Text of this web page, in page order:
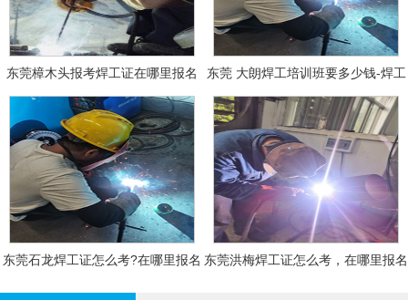
东莞樟木头报考焊工证在哪里报名
东莞 大朗焊工培训班要多少钱-焊工
报名
东莞石龙焊工证怎么考?在哪里报名 东莞洪梅焊工证怎么考，在哪里报名